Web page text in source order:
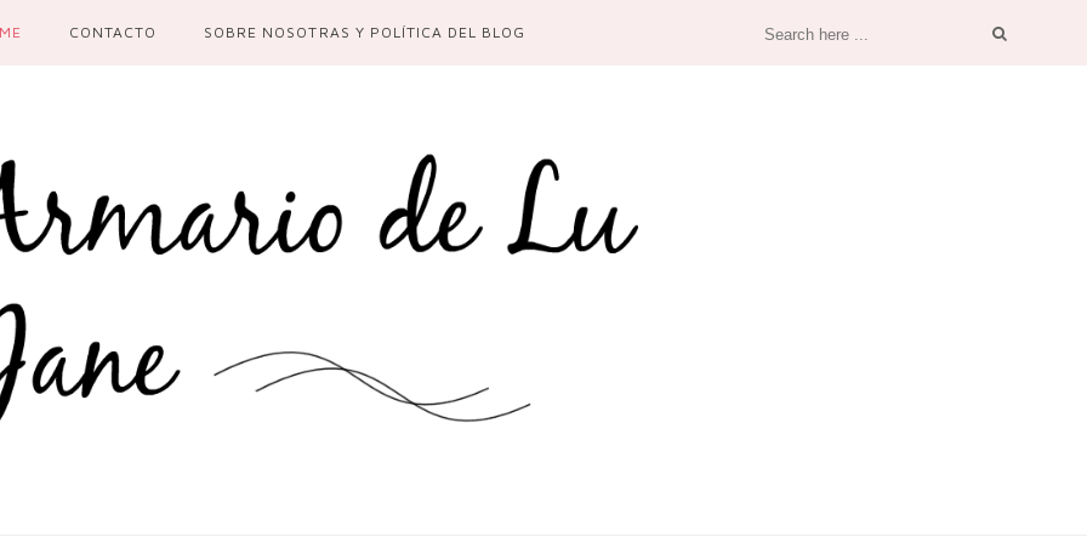
CONTACTO SOBRE NOSOTRAS Y POLÍTICA DEL BLOG